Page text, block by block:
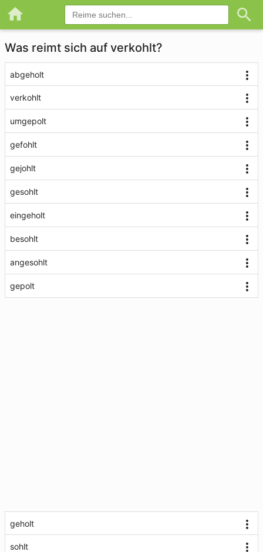
Was reimt sich auf verkohlt?
abgeholt
verkohlt
umgepolt
gefohlt
gejohlt
gesohlt
eingeholt
besohlt
angesohlt
gepolt
geholt
sohlt